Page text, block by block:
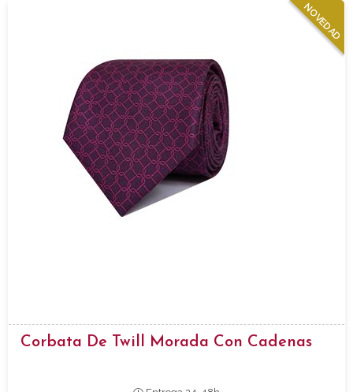
NOVEDAD
Corbata De Twill Morada Con Cadenas